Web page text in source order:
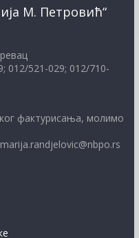
М. Петровић“
012/521-029; 012/710-
фактурисања, молимо